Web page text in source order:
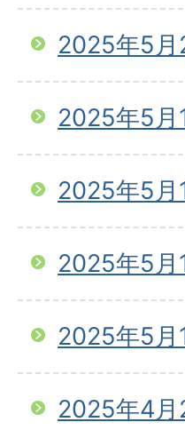
2025年5月
2025年5月
2025年5月
2025年5月
2025年5月
2025年4月